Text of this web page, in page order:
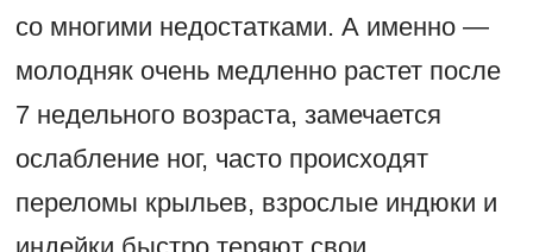
со многими недостатками. А именно —
молодняк очень медленно растет после
7 недельного возраста, замечается
ослабление ног, часто происходят
переломы крыльев, взрослые индюки и